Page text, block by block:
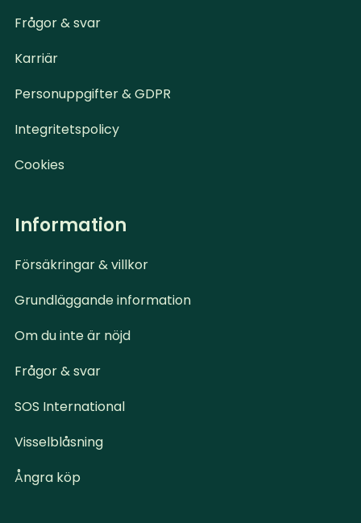
Frågor & svar
Karriär
Personuppgifter & GDPR
Integritetspolicy
Cookies
Information
Försäkringar & villkor
Grundläggande information
Om du inte är nöjd
Frågor & svar
SOS International
Visselblåsning
Ångra köp